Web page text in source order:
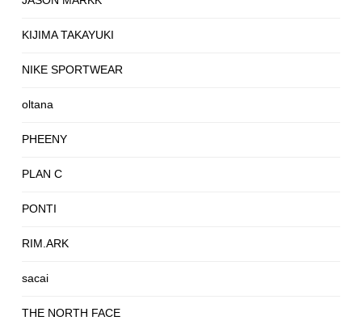
KIJIMA TAKAYUKI
NIKE SPORTWEAR
oltana
PHEENY
PLAN C
PONTI
RIM.ARK
sacai
THE NORTH FACE